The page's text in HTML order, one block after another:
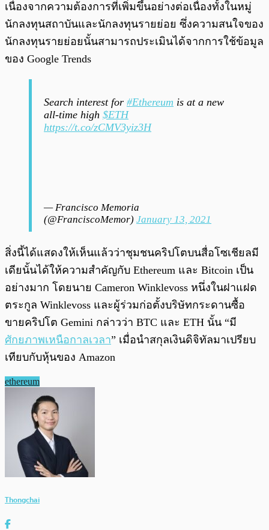
เนื่องจากความต้องการที่เพิ่มขึ้นอย่างต่อเนื่องทั้งในหมู่
นักลงทุนสถาบันและนักลงทุนรายย่อย ซึ่งความสนใจของ
นักลงทุนรายย่อยนั้นสามารถประเมินได้จากการใช้ข้อมูล
ของ Google Trends
Search interest for #Ethereum is at a new
all-time high $ETH
https://t.co/zCMV3yiz3H
— Francisco Memoria
(@FranciscoMemor) January 13, 2021
สิ่งนี้ได้แสดงให้เห็นแล้วว่าชุมชนคริปโตบนสื่อโซเชียลมี
เดียนั้นได้ให้ความสำคัญกับ Ethereum และ Bitcoin เป็น
อย่างมาก โดยนาย Cameron Winklevoss หนึ่งในฝาแฝด
ตระกูล Winklevoss และผู้ร่วมก่อตั้งบริษัทกระดานซื้อ
ขายคริปโต Gemini กล่าวว่า BTC และ ETH นั้น “มี
ศักยภาพเหนือกาลเวลา” เมื่อนำสกุลเงินดิจิทัลมาเปรียบ
เทียบกับหุ้นของ Amazon
ethereum
Thongchai